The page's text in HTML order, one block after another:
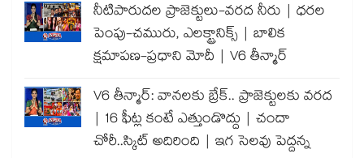
నీటిపారుదల ప్రాజెక్టులు-వరద నీరు | ధరల
పెంపు-చమురు, ఎలక్ట్రానిక్స్ | బాలిక
క్షమాపణ-ప్రధాని మోదీ | V6 తీన్మార్
V6 తీన్మార్: వానలకు బ్రేక్.. ప్రాజెక్టులకు వరద
| 16 ఫీట్ల కంటే ఎత్తుండొద్దు | చందా
చోరీ..స్కిట్ అదిరింది | ఇగ సెలవు పెద్దన్న